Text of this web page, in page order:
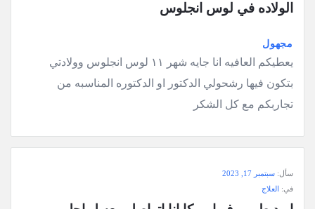
الاحدث
أسئلة
الولاده في لوس انجلوس
مجهول
يعطيكم العافيه انا جايه شهر ١١ لوس انجلوس وولادتي
بتكون فيها رشحولي الدكتور او الدكتوره المناسبه من
تجاربكم مع كل الشكر
سأل: سبتمبر 17, 2023
في: العلاج